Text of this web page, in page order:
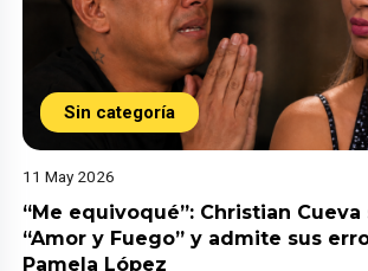
Sin categoría
11 May 2026
“Me equivoqué”: Christian Cueva
“Amor y Fuego” y admite sus
Pamela López